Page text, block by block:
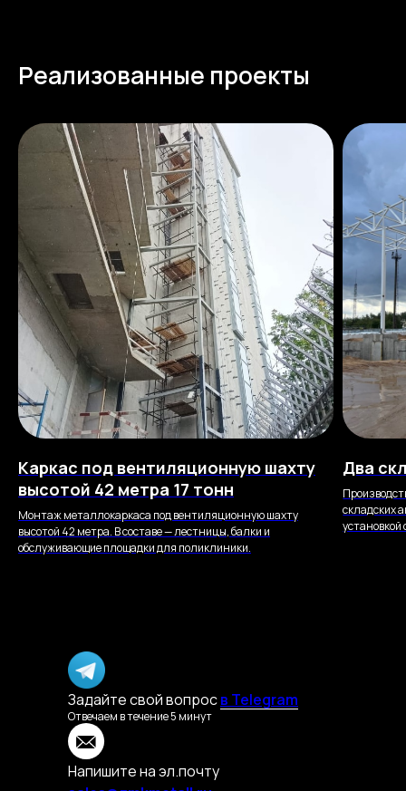
Реализованные проекты
Каркас под вентиляционную шахту
высотой 42 метра 17 тонн
Монтаж металлокаркаса под вентиляционную шахту
высотой 42 метра. В составе — лестницы, балки и
обслуживающие площадки для поликлиники.
Два
складских
Задайте свой вопросв Telegram
Отвечаем в течение 5 минут
Напишите на эл.почту